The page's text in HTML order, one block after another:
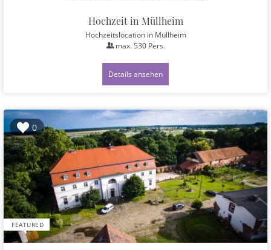
Hochzeit in Müllheim
Hochzeitslocation in Müllheim
max. 530Pers.
Details ansehen
0
FEATURED